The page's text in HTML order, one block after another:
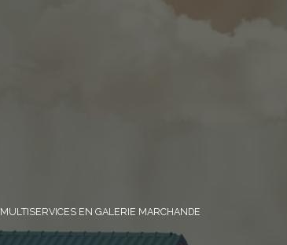
MULTISERVICES EN GALERIE MARCHANDE